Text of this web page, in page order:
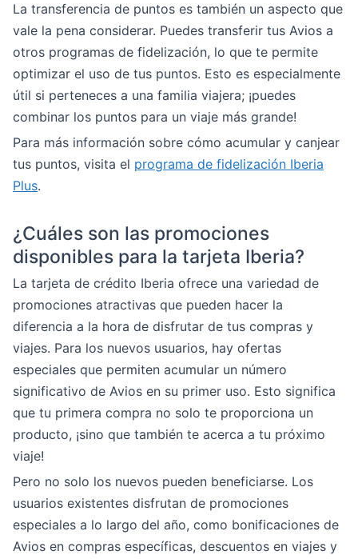
La transferencia de puntos es también un aspecto que
vale la pena considerar. Puedes transferir tus Avios a
otros programas de fidelización, lo que te permite
optimizar el uso de tus puntos. Esto es especialmente
útil si perteneces a una familia viajera; ¡puedes
combinar los puntos para un viaje más grande!
Para más información sobre cómo acumular y canjear
tus puntos, visita el programa de fidelización Iberia
Plus.
¿Cuáles son las promociones
disponibles para la tarjeta Iberia?
La tarjeta de crédito Iberia ofrece una variedad de
promociones atractivas que pueden hacer la
diferencia a la hora de disfrutar de tus compras y
viajes. Para los nuevos usuarios, hay ofertas
especiales que permiten acumular un número
significativo de Avios en su primer uso. Esto significa
que tu primera compra no solo te proporciona un
producto, ¡sino que también te acerca a tu próximo
viaje!
Pero no solo los nuevos pueden beneficiarse. Los
usuarios existentes disfrutan de promociones
especiales a lo largo del año, como bonificaciones de
Avios en compras específicas, descuentos en viajes y